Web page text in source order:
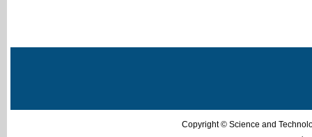
Copyright © Science and